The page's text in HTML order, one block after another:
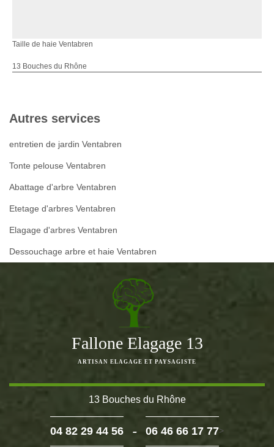
Taille de haie Ventabren
13 Bouches du Rhône
Autres services
entretien de jardin Ventabren
Tonte pelouse Ventabren
Abattage d'arbre Ventabren
Etetage d'arbres Ventabren
Elagage d'arbres Ventabren
Dessouchage arbre et haie Ventabren
Fallone Elagage 13
ARTISAN ELAGAGE ET PAYSAGISTE
13 Bouches du Rhône
04 82 29 44 56 - 06 46 66 17 77>